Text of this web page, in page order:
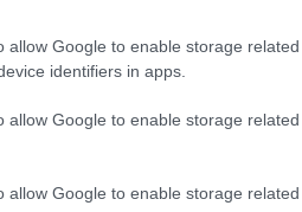
allow Google to enable storage
identifiers in apps.
allow Google to enable storage
allow Google to enable storage related
από 1.900
intelligence
από open web, dark
actionable intelligence